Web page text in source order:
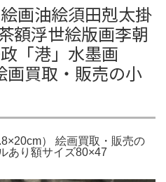
画油絵須田剋太掛
額浮世絵版画李朝
「港」水墨画
画買取・販売の小
） 絵画買取・販売の
あり額サイズ80×47